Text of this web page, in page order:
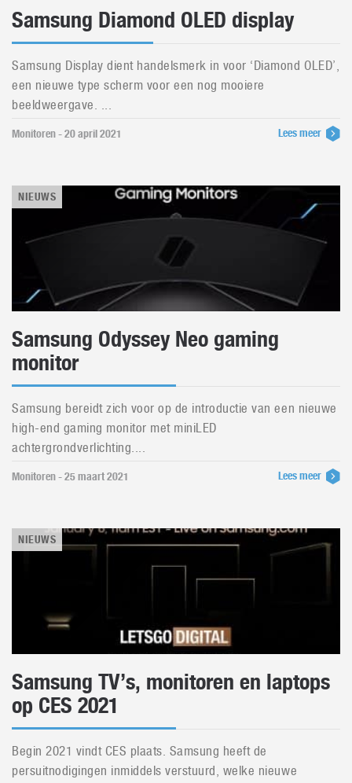
Samsung Diamond OLED display
Samsung Display dient handelsmerk in voor ‘Diamond OLED’,
een nieuwe type scherm voor een nog mooiere
beeldweergave. ...
Monitoren - 20 april 2021 Lees meer
NIEUWS
Samsung Odyssey Neo gaming
monitor
Samsung bereidt zich voor op de introductie van een nieuwe
high-end gaming monitor met miniLED
achtergrondverlichting....
Monitoren - 25 maart 2021 Lees meer
NIEUWS
Samsung TV’s, monitoren en laptops
op CES 2021
Begin 2021 vindt CES plaats. Samsung heeft de
persuitnodigingen inmiddels verstuurd, welke nieuwe